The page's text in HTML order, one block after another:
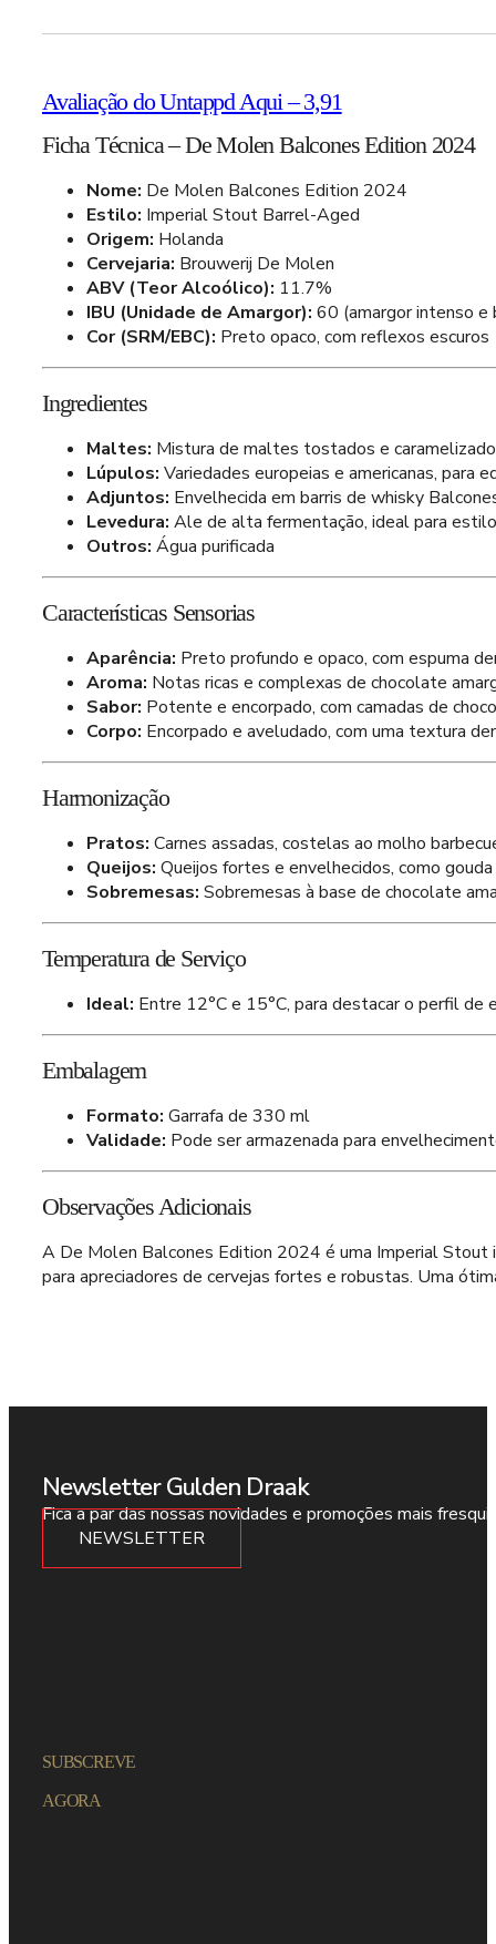
Avaliação do Untappd Aqui – 3,91
Ficha Técnica – De Molen Balcones Edition 2024
Nome: De Molen Balcones Edition 2024
Estilo: Imperial Stout Barrel-Aged
Origem: Holanda
Cervejaria: Brouwerij De Molen
ABV (Teor Alcoólico): 11.7%
IBU (Unidade de Amargor): 60 (amargor intenso e
Cor (SRM/EBC): Preto opaco, com reflexos escuros
Ingredientes
Maltes: Mistura de maltes tostados e
Lúpulos: Variedades europeias e americanas, para
Adjuntos: Envelhecida em barris de whisky
Levedura: Ale de alta fermentação, ideal para
Outros: Água purificada
Características Sensorias
Aparência: Preto profundo e opaco, com espuma
Aroma: Notas ricas e complexas de chocolate
Sabor: Potente e encorpado, com camadas de
Corpo: Encorpado e aveludado, com uma textura
Harmonização
Pratos: Carnes assadas, costelas ao molho
Queijos: Queijos fortes e envelhecidos, como
Sobremesas: Sobremesas à base de chocolate
Temperatura de Serviço
Ideal: Entre 12°C e 15°C, para destacar o perfil
Embalagem
Formato: Garrafa de 330 ml
Validade: Pode ser armazenada para
Observações Adicionais
A De Molen Balcones Edition 2024 é uma Imperial Stout
para apreciadores de cervejas fortes e robustas. Uma
Newsletter Gulden Draak
Fica a par das nossas novidades e promoções mais
NEWSLETTER
SUBSCREVE
AGORA